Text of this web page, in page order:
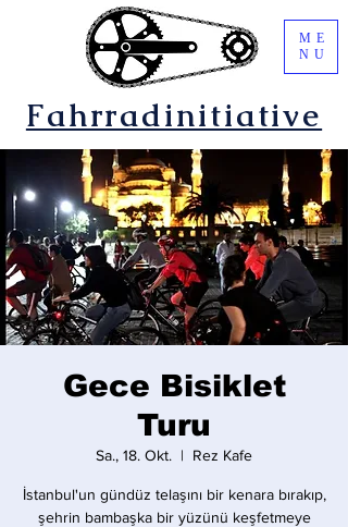
Fahrradinitiative
ME
NU
Gece Bisiklet
Turu
Sa., 18. Okt.
  |
Rez Kafe
İstanbul'un gündüz telaşını bir kenara bırakıp,
şehrin bambaşka bir yüzünü keşfetmeye